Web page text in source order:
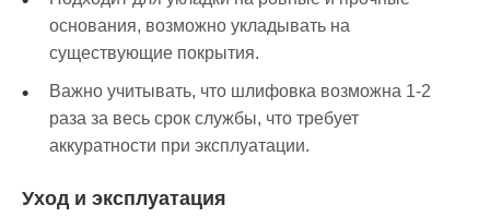
основания, возможно укладывать на
существующие покрытия.
Важно учитывать, что шлифовка возможна 1-2
раза за весь срок службы, что требует
аккуратности при эксплуатации.
Уход и эксплуатация